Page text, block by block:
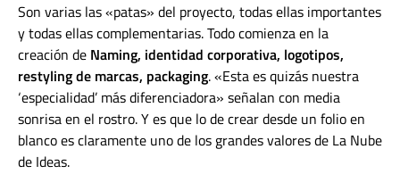
Son varias las «patas» del proyecto, todas ellas importantes
y todas ellas complementarias. Todo comienza en la
creación de Naming, identidad corporativa, logotipos,
restyling de marcas, packaging. «Esta es quizás nuestra
‘especialidad’ más diferenciadora» señalan con media
sonrisa en el rostro. Y es que lo de crear desde un folio en
blanco es claramente uno de los grandes valores de La Nube
de Ideas.